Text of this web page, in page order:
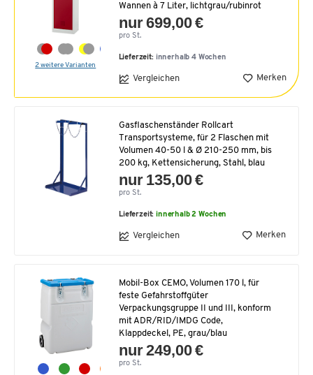
2 weitere Varianten
Wannen à 7 Liter, lichtgrau/rubinrot
nur 699,00 €
pro St.
Lieferzeit: innerhalb 4 Wochen
Vergleichen Merken
Gasflaschenständer Rollcart
Transportsysteme, für 2 Flaschen mit
Volumen 40-50 l & Ø 210-250 mm, bis
200 kg, Kettensicherung, Stahl, blau
nur 135,00 €
pro St.
Lieferzeit:innerhalb 2 Wochen
Vergleichen Merken
Mobil-Box CEMO, Volumen 170 l, für
feste Gefahrstoffgüter
Verpackungsgruppe II und III, konform
mit ADR/RID/IMDG Code,
Klappdeckel, PE, grau/blau
nur 249,00 €
pro St.